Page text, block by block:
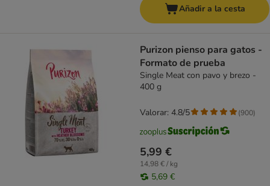
Añadir a la cesta
Purizon pienso para gatos -
Formato de prueba
Single Meat con pavo y brezo -
400 g
5,99 €
14,98 € / kg
5,69 €
Valorar: 4.8/5 (900)